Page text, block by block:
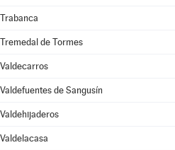
Trabanca
Tremedal de Tormes
Valdecarros
Valdefuentes de Sangusín
Valdehijaderos
Valdelacasa